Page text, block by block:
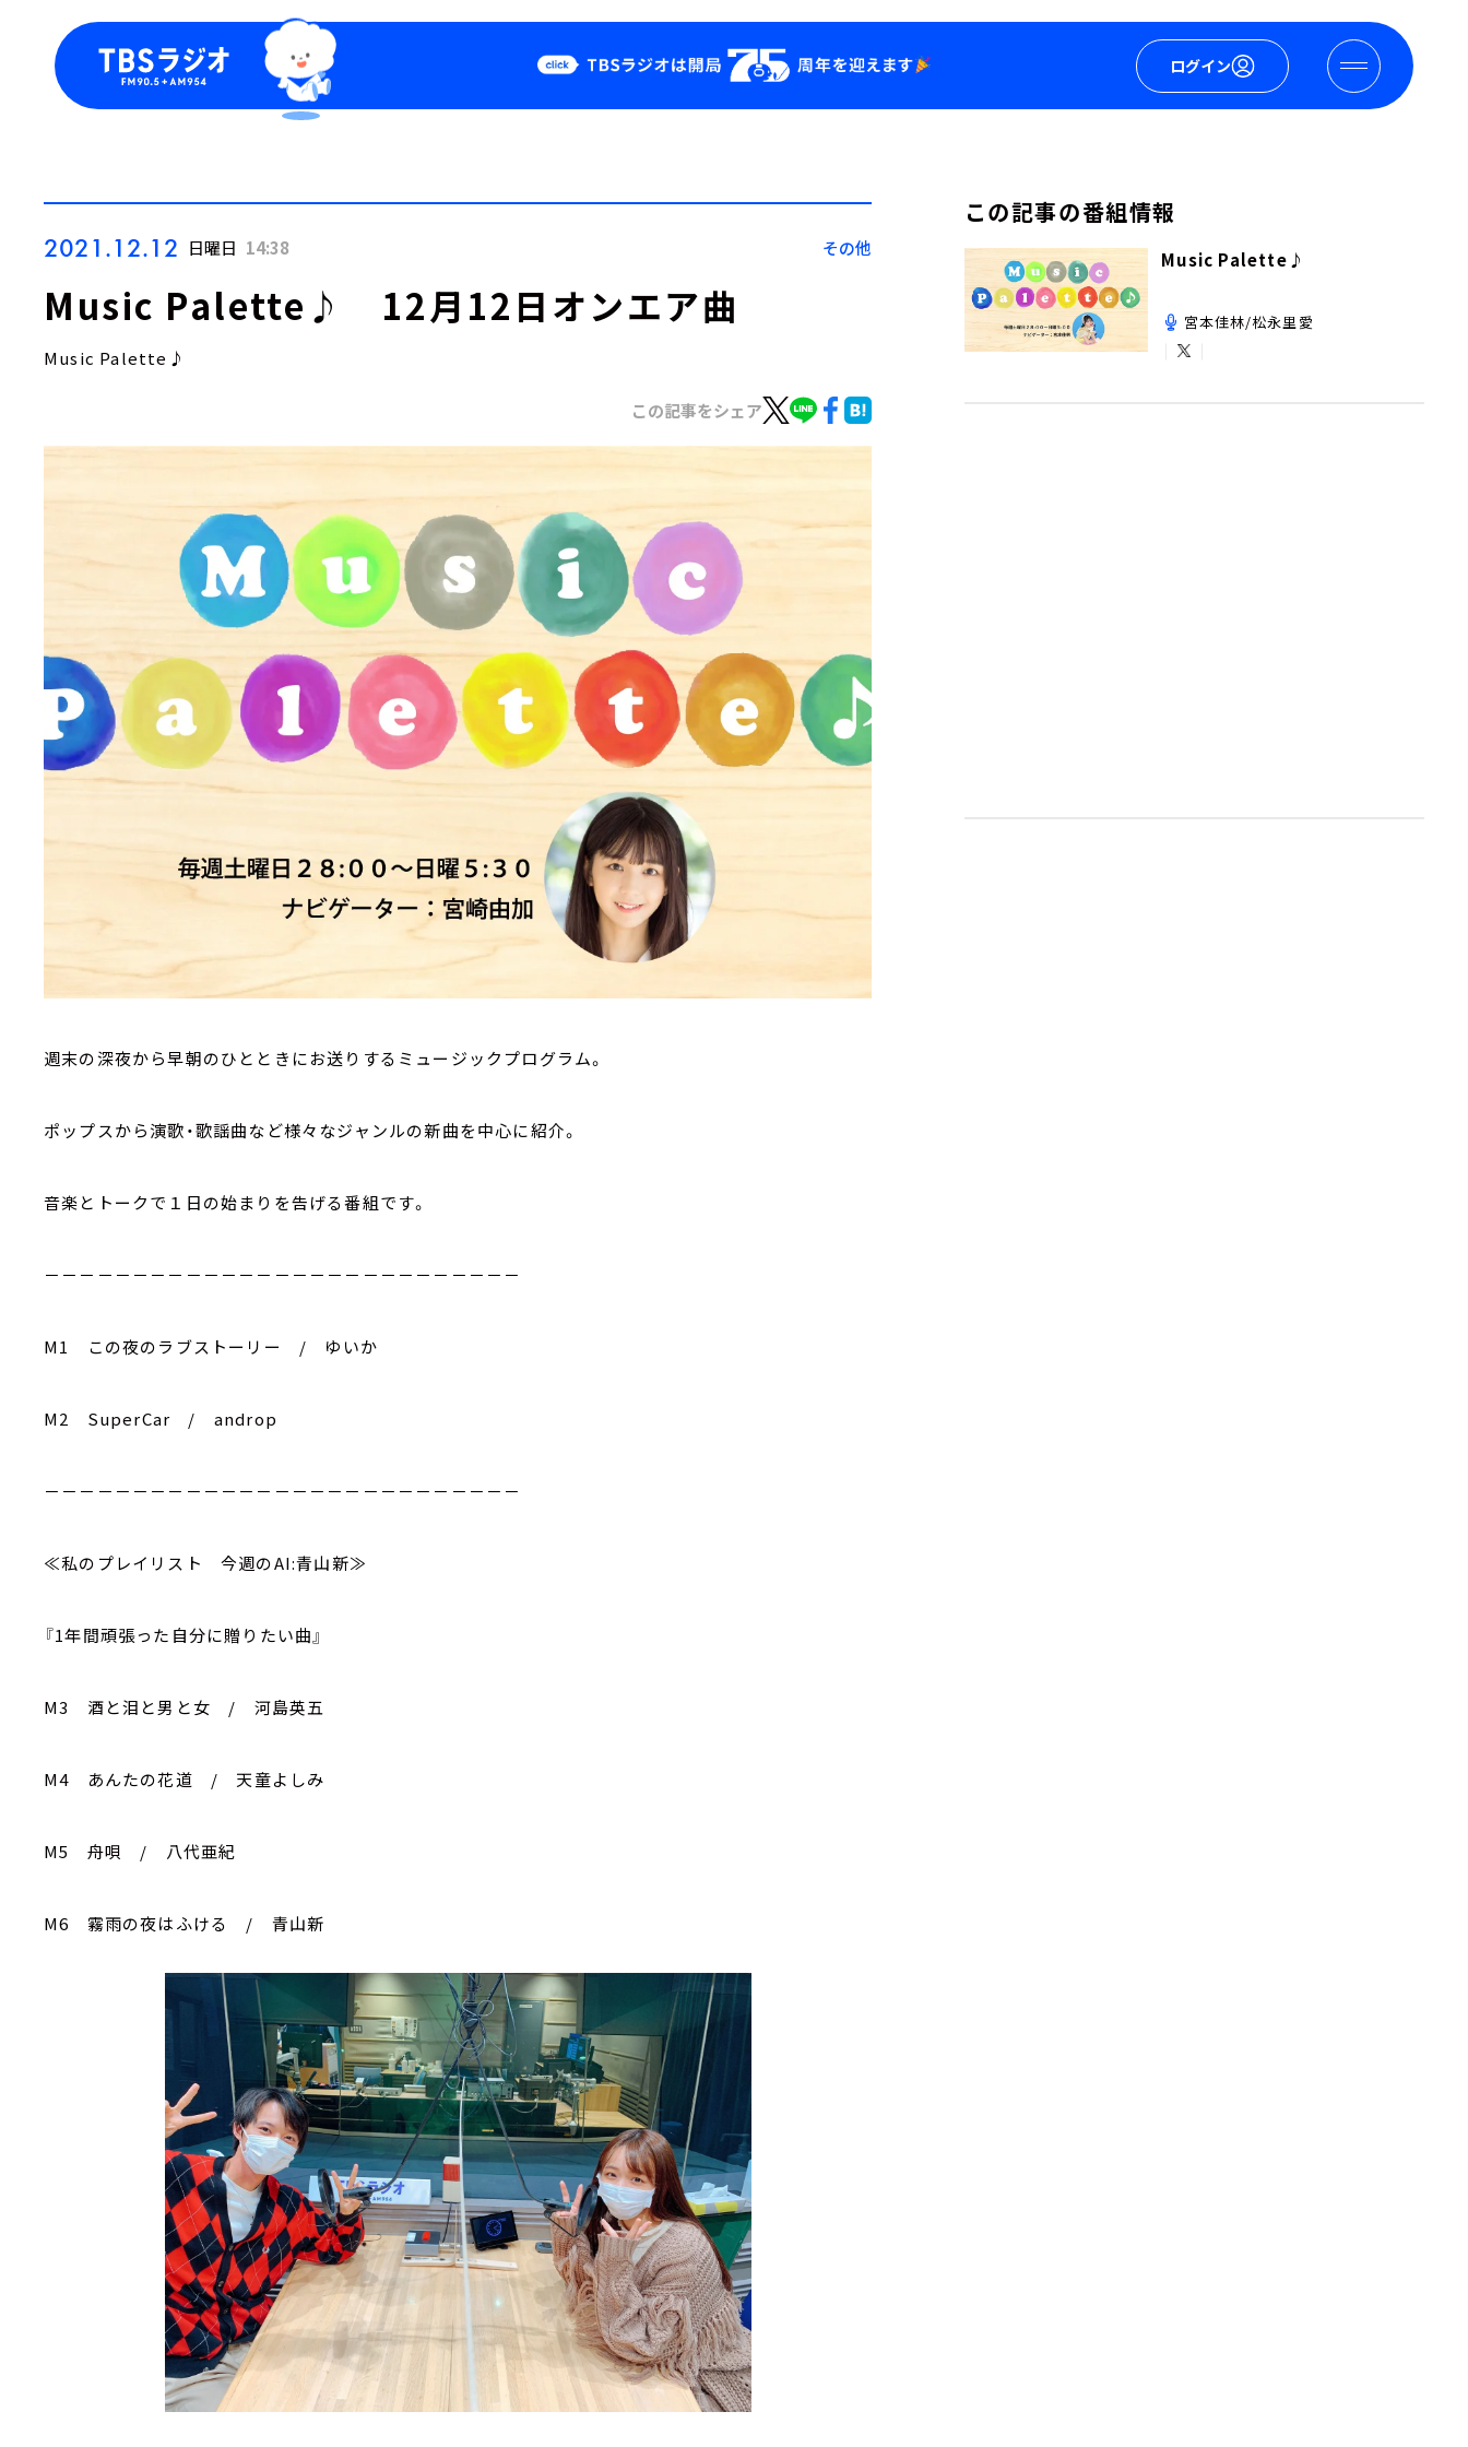
ログイン
Podcast
YouTube
2021.12.12 日曜日 14:38 その他
Music Palette♪ 12月12日オンエア曲
Music Palette♪
この記事をシェア
週末の深夜から早朝のひとときにお送りするミュージックプログラム。
ポップスから演歌・歌謡曲など様々なジャンルの新曲を中心に紹介。
音楽とトークで１日の始まりを告げる番組です。
－－－－－－－－－－－－－－－－－－－－－－－－－－－
M1 この夜のラブストーリー / ゆいか
M2 SuperCar / androp
－－－－－－－－－－－－－－－－－－－－－－－－－－－
≪私のプレイリスト 今週のAI:青山新≫
『1年間頑張った自分に贈りたい曲』
M3 酒と泪と男と女 / 河島英五
M4 あんたの花道 / 天童よしみ
M5 舟唄 / 八代亜紀
M6 霧雨の夜はふける / 青山新
この記事の番組情報
Music Palette♪
宮本佳林/松永里愛